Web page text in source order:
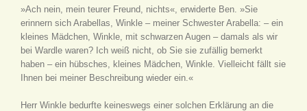
»Ach nein, mein teurer Freund, nichts«, erwiderte Ben. »Sie
erinnern sich Arabellas, Winkle – meiner Schwester Arabella: – ein
kleines Mädchen, Winkle, mit schwarzen Augen – damals als wir
bei Wardle waren? Ich weiß nicht, ob Sie sie zufällig bemerkt
haben – ein hübsches, kleines Mädchen, Winkle. Vielleicht fällt sie
Ihnen bei meiner Beschreibung wieder ein.«
Herr Winkle bedurfte keineswegs einer solchen Erklärung an die